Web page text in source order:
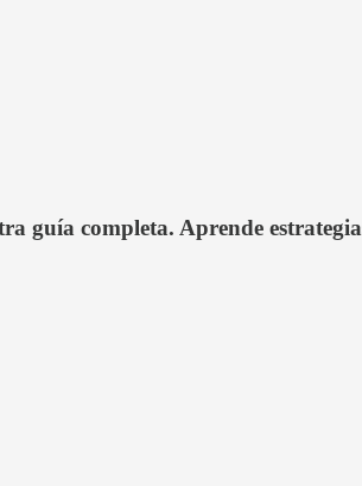
guía completa. Aprende